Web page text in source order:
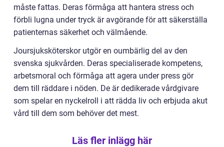
måste fattas. Deras förmåga att hantera stress och
förbli lugna under tryck är avgörande för att säkerställa
patienternas säkerhet och välmående.
Joursjuksköterskor utgör en oumbärlig del av den
svenska sjukvården. Deras specialiserade kompetens,
arbetsmoral och förmåga att agera under press gör
dem till räddare i nöden. De är dedikerade vårdgivare
som spelar en nyckelroll i att rädda liv och erbjuda akut
vård till dem som behöver det mest.
Läs fler inlägg här